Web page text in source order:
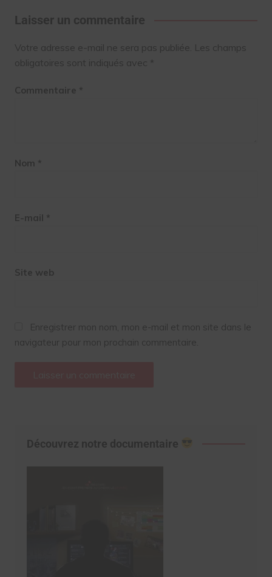
Laisser un commentaire
Votre adresse e-mail ne sera pas publiée. Les champs
obligatoires sont indiqués avec *
Commentaire *
Nom *
E-mail *
Site web
Enregistrer mon nom, mon e-mail et mon site dans le
navigateur pour mon prochain commentaire.
Découvrez notre documentaire